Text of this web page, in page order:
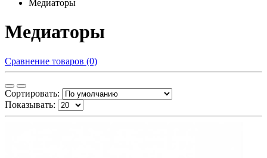
Медиаторы
Медиаторы
Сравнение товаров (0)
Сортировать:
Показывать: